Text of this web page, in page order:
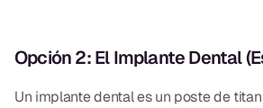
Opción 2: El Implante Dental
Un implante dental es un poste de